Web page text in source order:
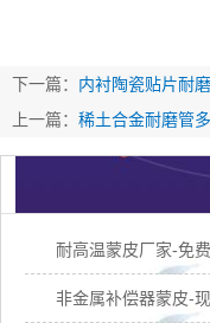
下一篇： 内衬陶瓷贴片耐
上一篇： 稀土合金耐磨管
耐高温蒙皮厂家-免
非金属补偿器蒙皮-